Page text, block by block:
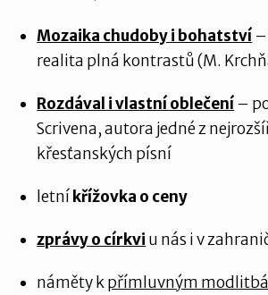
Mozaika chudoby i bohatství
realita plná kontrastů (M.
Rozdával i vlastní oblečení –
Scrivena, autora jedné z
křesťanských písní
letní křížovka o ceny
zprávyo církvi u nás i v
náměty kpřímluvným